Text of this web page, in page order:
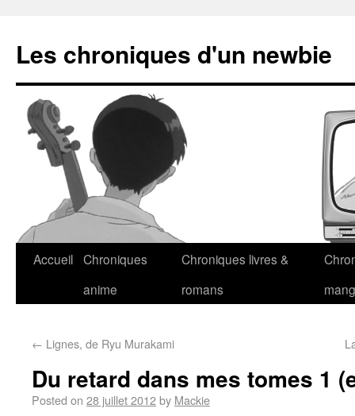
Les chroniques d'un newbie
Accueil Chroniques
anime
Chroniques livres &
romans
← Lignes, de Ryu Murakami
Du retard dans mes tomes 1
Posted on 28 juillet 2012by Mackie